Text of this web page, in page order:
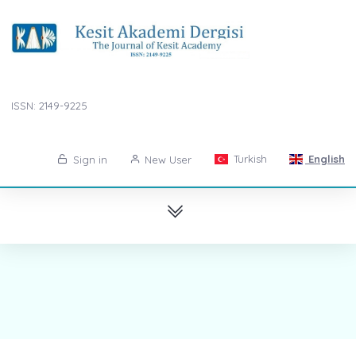
ISSN: 2149-9225
Sign in New User Turkish English